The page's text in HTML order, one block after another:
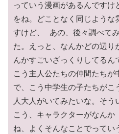
っていう漫画があるんです
をね。どことなく同じよう
すけど、 あの、後々調べて
た。えっと、なんかどの辺り
んかすごいざっくりしてるん
こう主人公たちの仲間たちが
で、こう中学生の子たちがこ
人大人がいてみたいな。そう
こう、キャラクターがなん
ね、よくそんなことでってい